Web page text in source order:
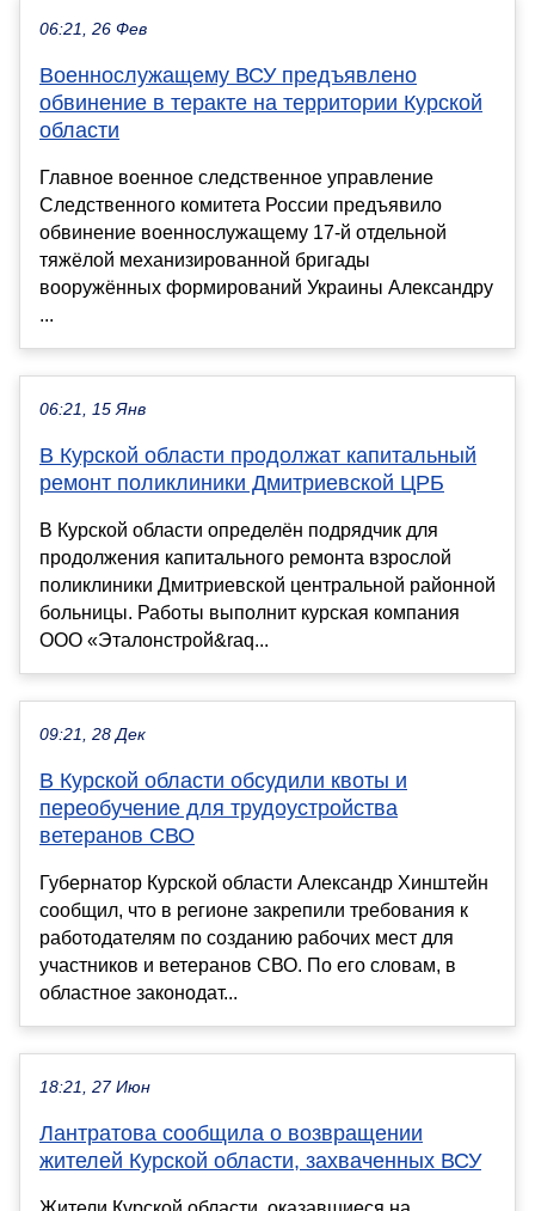
06:21, 26 Фев
Военнослужащему ВСУ предъявлено
обвинение в теракте на территории Курской
области
Главное военное следственное управление
Следственного комитета России предъявило
обвинение военнослужащему 17-й отдельной
тяжёлой механизированной бригады
вооружённых формирований Украины Александру
...
06:21, 15 Янв
В Курской области продолжат капитальный
ремонт поликлиники Дмитриевской ЦРБ
В Курской области определён подрядчик для
продолжения капитального ремонта взрослой
поликлиники Дмитриевской центральной районной
больницы. Работы выполнит курская компания
ООО «Эталонстрой&raq...
09:21, 28 Дек
В Курской области обсудили квоты и
переобучение для трудоустройства
ветеранов СВО
Губернатор Курской области Александр Хинштейн
сообщил, что в регионе закрепили требования к
работодателям по созданию рабочих мест для
участников и ветеранов СВО. По его словам, в
областное законодат...
18:21, 27 Июн
Лантратова сообщила о возвращении
жителей Курской области, захваченных ВСУ